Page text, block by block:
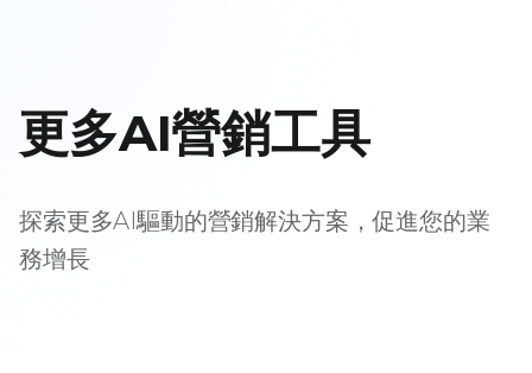
更多AI營銷工具
探索更多AI驅動的營銷解決方案，促進您的業
務增長